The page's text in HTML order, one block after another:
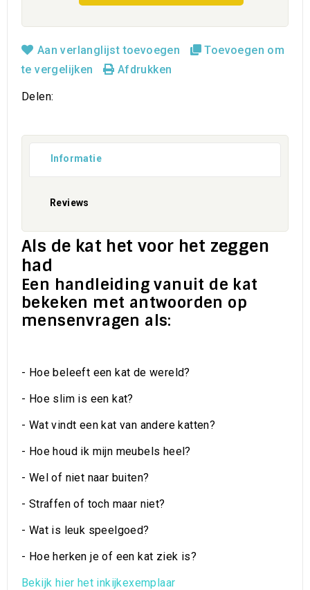
Aan verlanglijst toevoegen
Toevoegen om
te vergelijken
Afdrukken
Delen:
Informatie
Reviews
Als de kat het voor het zeggen
had
Een handleiding vanuit de kat
bekeken met antwoorden op
mensenvragen als:
- Hoe beleeft een kat de wereld?
- Hoe slim is een kat?
- Wat vindt een kat van andere katten?
- Hoe houd ik mijn meubels heel?
- Wel of niet naar buiten?
- Straffen of toch maar niet?
- Wat is leuk speelgoed?
- Hoe herken je of een kat ziek is?
Bekijk hier het inkijkexemplaar